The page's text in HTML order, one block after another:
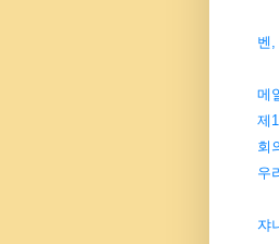
벤,
메
제
회
우
쟈